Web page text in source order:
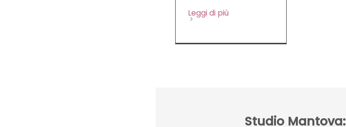
Leggi di più
Studio Mantova: